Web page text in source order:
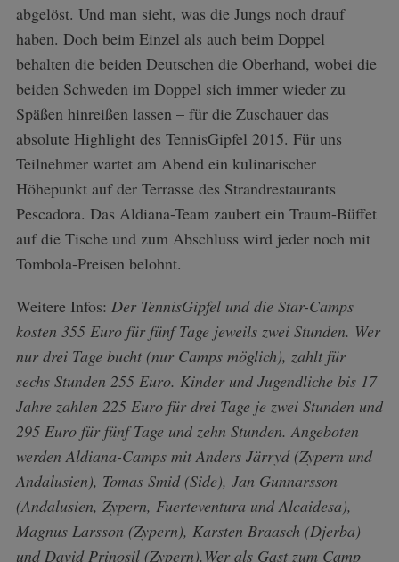
abgelöst. Und man sieht, was die Jungs noch drauf
haben. Doch beim Einzel als auch beim Doppel
behalten die beiden Deutschen die Oberhand, wobei die
beiden Schweden im Doppel sich immer wieder zu
Späßen hinreißen lassen – für die Zuschauer das
absolute Highlight des TennisGipfel 2015. Für uns
Teilnehmer wartet am Abend ein kulinarischer
Höhepunkt auf der Terrasse des Strandrestaurants
Pescadora. Das Aldiana-Team zaubert ein Traum-Büffet
auf die Tische und zum Abschluss wird jeder noch mit
Tombola-Preisen belohnt.
Weitere Infos: Der TennisGipfel und die Star-Camps
kosten 355 Euro für fünf Tage jeweils zwei Stunden. Wer
nur drei Tage bucht (nur Camps möglich), zahlt für
sechs Stunden 255 Euro. Kinder und Jugendliche bis 17
Jahre zahlen 225 Euro für drei Tage je zwei Stunden und
295 Euro für fünf Tage und zehn Stunden. Angeboten
werden Aldiana-Camps mit Anders Järryd (Zypern und
Andalusien), Tomas Smid (Side), Jan Gunnarsson
(Andalusien, Zypern, Fuerteventura und Alcaidesa),
Magnus Larsson (Zypern), Karsten Braasch (Djerba)
und David Prinosil (Zypern).Wer als Gast zum Camp